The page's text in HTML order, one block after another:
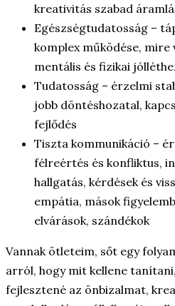
kreativitás szabad
Egészségtudatosság –
komplex működése, mire
mentális és fizikai
Tudatosság – érzelmi
jobb döntéshozatal,
fejlődés
Tiszta kommunikáció –
félreértés és konfliktus,
hallgatás, kérdések és
empátia, mások
elvárások, szándékok
Vannak ötleteim, sőt egy
arról, hogy mit kellene
fejlesztené az önbizalmat,